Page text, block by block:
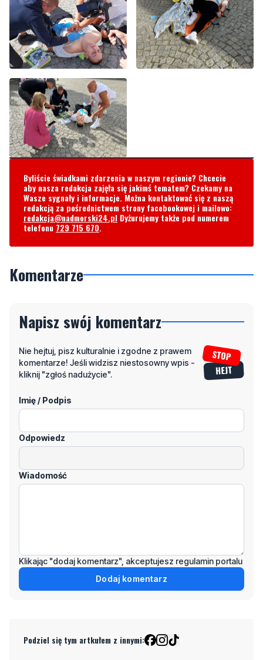
Byliście świadkami zdarzenia w naszym regionie? Chcecie
aby nasza redakcja zajęła się jakimś tematem? Czekamy na
Wasze sygnały i informacje. Można kontaktować się z naszą
redakcja@nadmorski24.plDyżurujemy także pod numerem
telefonu729 715 670.
Komentarze
Napisz swój komentarz
komentarze! Jeśli widzisz niestosowny wpis -
kliknij "zgłoś nadużycie".
Imię / Podpis
Odpowiedz
Wiadomość